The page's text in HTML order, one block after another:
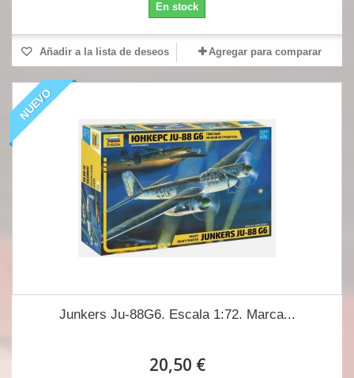
En stock
Añadir a la lista de deseos Agregar para comparar
NUEVO
Junkers Ju-88G6. Escala 1:72. Marca...
20,50 €